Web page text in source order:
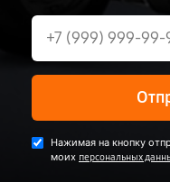
Нажимая на кнопку
моих персональных